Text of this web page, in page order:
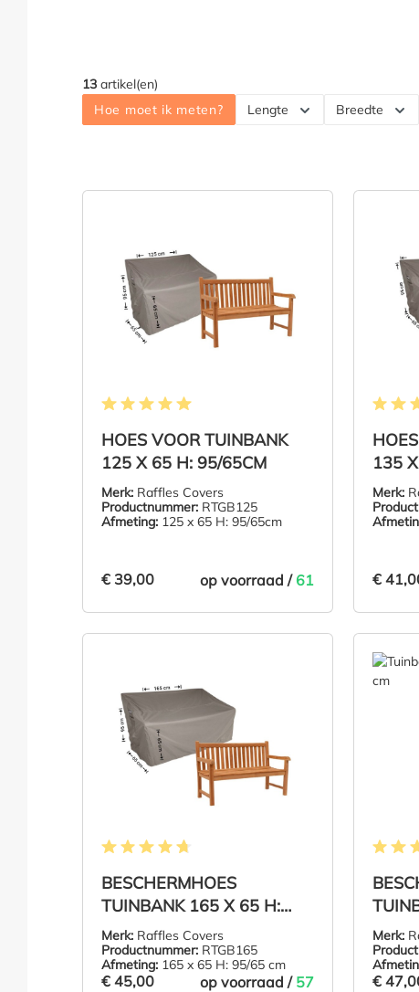
13 artikel(en)
Hoe moet ik meten?
Lengte Breedte
HOES VOOR TUINBANK
125 X 65 H: 95/65CM
Merk: Raffles Covers
Productnummer: RTGB125
Afmeting: 125 x 65 H: 95/65cm
€ 39,00 op voorraad / 61
€ 39,00 IN DE WINKELMAND
135
Merk:
€
€
BESCHERMHOES
TUINBANK 165 X 65 H:
95/65 CM
Merk: Raffles Covers
Productnummer: RTGB165
Afmeting: 165 x 65 H: 95/65 cm
€ 45,00 op voorraad / 57
95/
Merk:
€